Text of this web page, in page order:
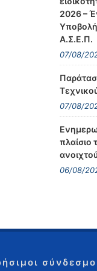
2026 –
Α.Σ.Ε.Π.
07/08/
07/08/
πλαίσιο
06/08/